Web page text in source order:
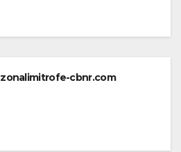
zonalimitrofe-cbnr.com